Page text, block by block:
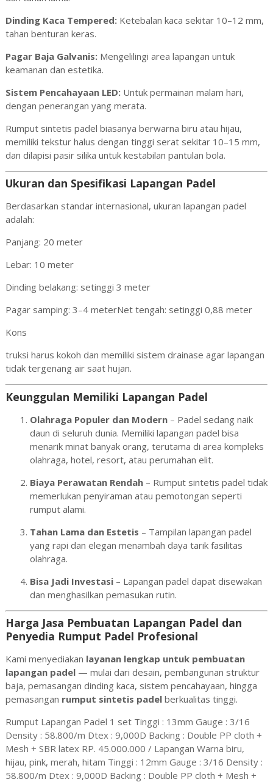
Dinding Kaca Tempered:Ketebalan kaca sekitar 10–12 mm,
tahan benturan keras.
Pagar Baja Galvanis:Mengelilingi area lapangan untuk
keamanan dan estetika.
Sistem Pencahayaan LED:Untuk permainan malam hari,
dengan penerangan yang merata.
Rumput sintetis padel biasanya berwarna biru atau hijau,
memiliki tekstur halus dengan tinggi serat sekitar 10–15 mm,
dan dilapisi pasir silika untuk kestabilan pantulan bola.
Ukuran dan Spesifikasi Lapangan Padel
Berdasarkan standar internasional, ukuran lapangan padel
adalah:
Panjang: 20 meter
Lebar: 10 meter
Dinding belakang: setinggi 3 meter
Pagar samping: 3–4 meterNet tengah: setinggi 0,88 meter
Kons
truksi harus kokoh dan memiliki sistem drainase agar lapangan
tidak tergenang air saat hujan.
Keunggulan Memiliki Lapangan Padel
Olahraga Populer dan Modern– Padel sedang naik
daun di seluruh dunia. Memiliki lapangan padel bisa
menarik minat banyak orang, terutama di area kompleks
olahraga, hotel, resort, atau perumahan elit.
Biaya Perawatan Rendah– Rumput sintetis padel tidak
memerlukan penyiraman atau pemotongan seperti
rumput alami.
Tahan Lama dan Estetis – Tampilan lapangan padel
yang rapi dan elegan menambah daya tarik fasilitas
olahraga.
Bisa Jadi Investasi– Lapangan padel dapat disewakan
dan menghasilkan pemasukan rutin.
Harga Jasa Pembuatan Lapangan Padel dan
Penyedia Rumput Padel Profesional
Kami menyediakan layanan lengkap untuk pembuatan
lapangan padel— mulai dari desain, pembangunan struktur
baja, pemasangan dinding kaca, sistem pencahayaan, hingga
pemasangan rumput sintetis padelberkualitas tinggi.
Rumput Lapangan Padel 1 set Tinggi : 13mm Gauge : 3/16
Density : 58.800/m Dtex : 9,000D Backing : Double PP cloth +
Mesh + SBR latex RP. 45.000.000 / Lapangan Warna biru,
hijau, pink, merah, hitam Tinggi : 12mm Gauge : 3/16 Density :
58.800/m Dtex : 9,000D Backing : Double PP cloth + Mesh +